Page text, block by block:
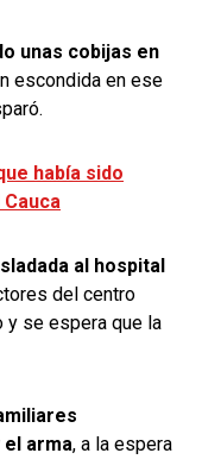
unas cobijas en
escondida en ese
había sido
al hospital
del centro
y se espera que la
arma, a la espera